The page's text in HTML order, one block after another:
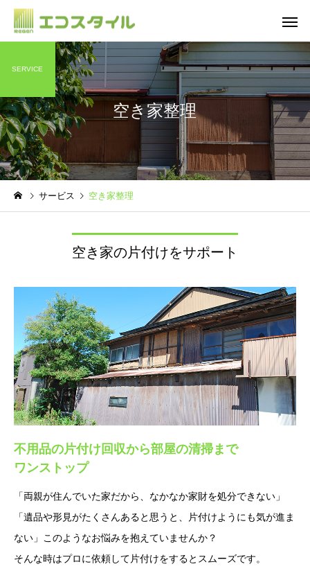
不用品整理 遺品整
SNS
【ピッカピカ新トラック！
スタイルInstagram更新
SNS
【今年はNEWトラック
Instagram更新
空き家整理
SERVICE
サービス 空き家整理
空き家の片付けをサポート
不用品の片付け回収から部屋の清掃まで
ワンストップ
「両親が住んでいた家だから、なかなか家財を処分できない」
「遺品や形見がたくさんあると思うと、片付けようにも気が進ま
ない」このようなお悩みを抱えていませんか？
そんな時はプロに依頼して片付けをするとスムーズです。